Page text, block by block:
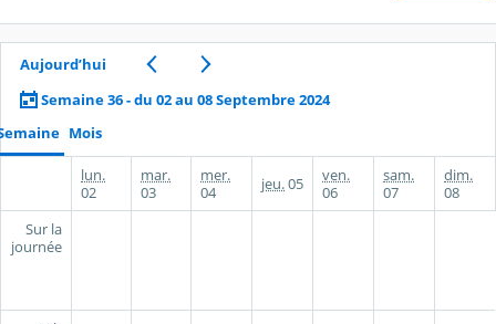
Aujourd’hui
Semaine 36 - du 02 au 08 Septembre 2024
Mois
lun.
02
mar.
03
mer.
04
jeu.05
ven.
06
sam.
07
dim.
08
Sur la
journée